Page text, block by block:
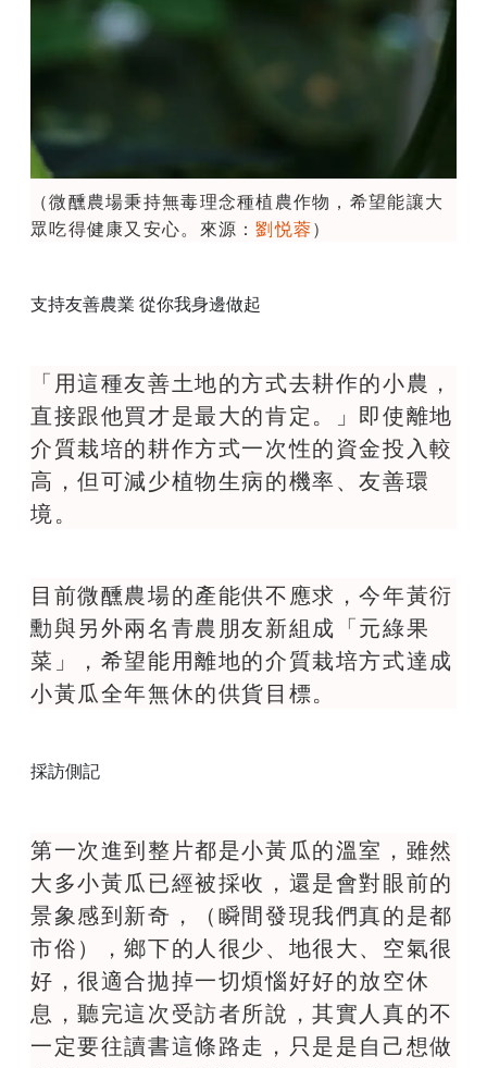
（微醺農場秉持無毒理念種植農作物，希望能讓大
眾吃得健康又安心。來源：劉悦蓉）
支持友善農業 從你我身邊做起
「用這種友善土地的方式去耕作的小農，
直接跟他買才是最大的肯定。」即使離地
介質栽培的耕作方式一次性的資金投入較
高，但可減少植物生病的機率、友善環
境。
目前微醺農場的產能供不應求，今年黃衍
勳與另外兩名青農朋友新組成「元綠果
菜」，希望能用離地的介質栽培方式達成
小黃瓜全年無休的供貨目標。
採訪側記
第一次進到整片都是小黃瓜的溫室，雖然
大多小黃瓜已經被採收，還是會對眼前的
景象感到新奇，（瞬間發現我們真的是都
市俗），鄉下的人很少、地很大、空氣很
好，很適合拋掉一切煩惱好好的放空休
息，聽完這次受訪者所說，其實人真的不
一定要往讀書這條路走，只是是自己想做